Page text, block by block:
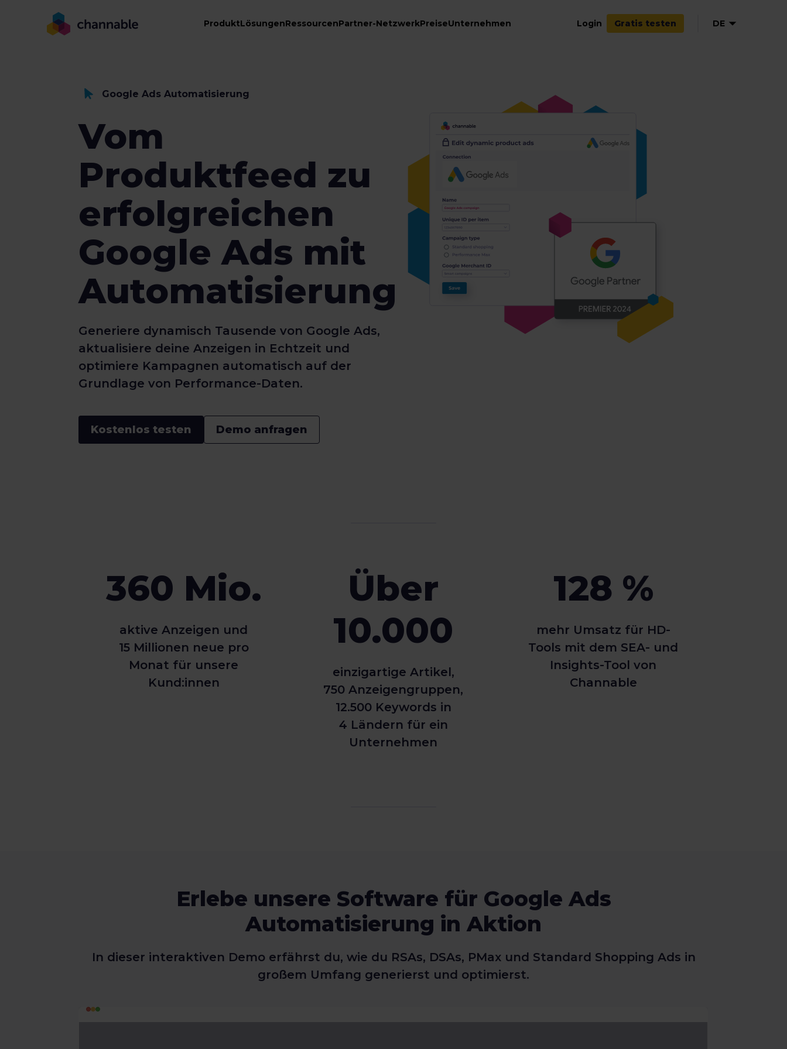
ProduktLösungenRessourcenPartner-NetzwerkPreiseUnternehmen Login Gratis testen DE
Google Ads Automatisierung
Vom
Produktfeed zu
erfolgreichen
Google Ads mit
Automatisierung
Generiere dynamisch Tausende von Google Ads,
aktualisiere deine Anzeigen in Echtzeit und
optimiere Kampagnen automatisch auf der
Grundlage von Performance-Daten.
Kostenlos testen Demo anfragen
360 Mio.
aktive Anzeigen und
15 Millionen neue pro
Monat für unsere
Kund:innen
Über
10.000
einzigartige Artikel,
750 Anzeigengruppen,
12.500 Keywords in
4 Ländern für ein
Unternehmen
128 %
mehr Umsatz für HD-
Tools mit dem SEA- und
Insights-Tool von
Channable
Erlebe unsere Software für Google Ads
Automatisierung in Aktion
In dieser interaktiven Demo erfährst du, wie du RSAs, DSAs, PMax und Standard Shopping Ads in
großem Umfang generierst und optimierst.